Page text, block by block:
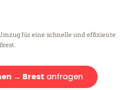
für eine schnelle und effiziente
→ Brest anfragen